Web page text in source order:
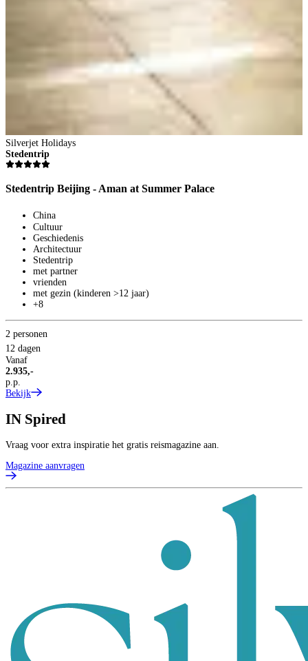
Silverjet Holidays
Stedentrip
Stedentrip Beijing - Aman at Summer Palace
China
Cultuur
Geschiedenis
Architectuur
Stedentrip
met partner
vrienden
met gezin (kinderen >12 jaar)
+8
2 personen
12 dagen
Vanaf
2.935,-
p.p.
Bekijk
IN Spired
Vraag voor extra inspiratie het gratis reismagazine aan.
Magazine aanvragen